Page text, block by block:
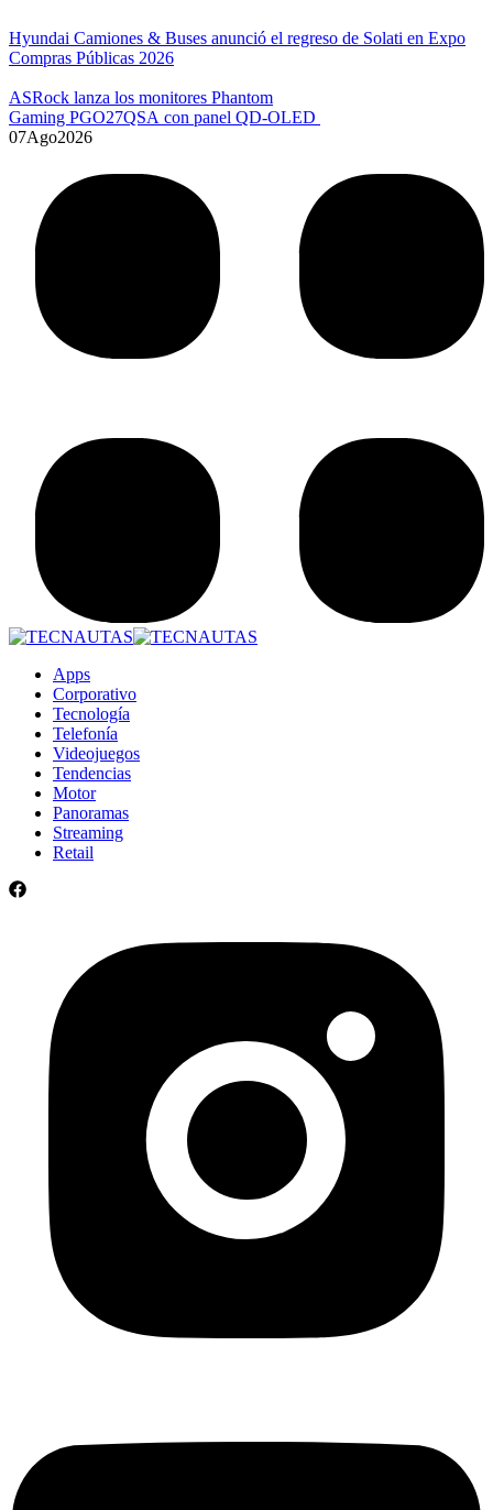
Hyundai Camiones & Buses anunció el regreso de Solati en Expo
Compras Públicas 2026
ASRock lanza los monitores Phantom
Gaming PGO27QSA con panel QD-OLED
07Ago2026
Apps
Corporativo
Tecnología
Telefonía
Videojuegos
Tendencias
Motor
Panoramas
Streaming
Retail